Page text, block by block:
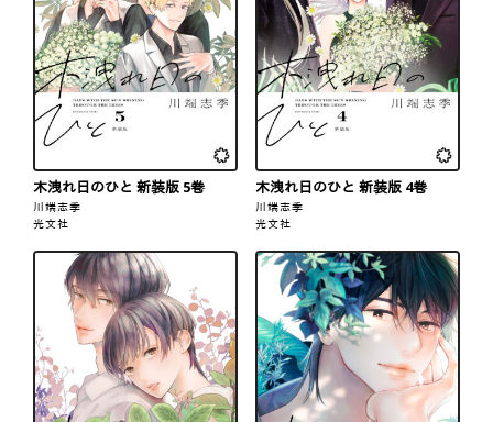
木洩れ日のひと 新装版 5巻
川端志季
光文社
木洩れ日のひと 新装版 4巻
川端志季
光文社